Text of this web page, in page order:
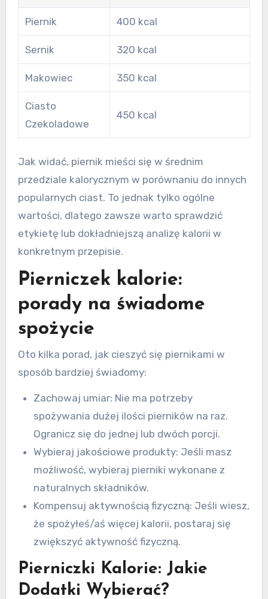
Piernik 400 kcal
Sernik 320 kcal
Makowiec 350 kcal
Ciasto
Czekoladowe
450 kcal
Jak widać, piernik mieści się w średnim
przedziale kalorycznym w porównaniu do innych
popularnych ciast. To jednak tylko ogólne
wartości, dlatego zawsze warto sprawdzić
etykietę lub dokładniejszą analizę kalorii w
konkretnym przepisie.
Pierniczek kalorie:
porady na świadome
spożycie
Oto kilka porad, jak cieszyć się piernikami w
sposób bardziej świadomy:
Zachowaj umiar: Nie ma potrzeby
spożywania dużej ilości pierników na raz.
Ogranicz się do jednej lub dwóch porcji.
Wybieraj jakościowe produkty: Jeśli masz
możliwość, wybieraj pierniki wykonane z
naturalnych składników.
Kompensuj aktywnością fizyczną: Jeśli wiesz,
że spożyłeś/aś więcej kalorii, postaraj się
zwiększyć aktywność fizyczną.
Pierniczki Kalorie: Jakie
Dodatki Wybierać?